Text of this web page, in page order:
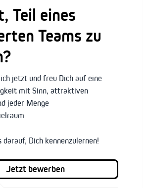
Teil eines
Teams zu
jetzt und freu Dich auf eine
mit Sinn, attraktiven
jeder Menge
Dich kennenzulernen!